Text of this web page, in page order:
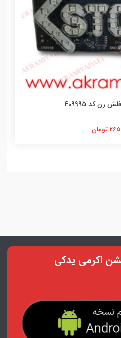
زن کد 409995
تومان
اکرمی یدکی